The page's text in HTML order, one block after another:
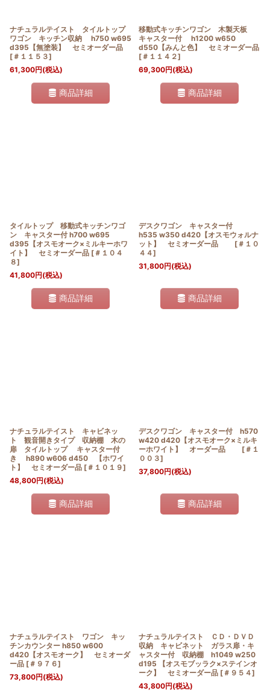
ナチュラルテイスト タイルトップ
ワゴン キッチン収納 h750 w695
d395【無塗装】 セミオーダー品
[ ＃１１５３]
61,300円(税込)
商品詳細
移動式キッチンワゴン 木製天板
キャスター付 h1200 w650
d550【みんと色】 セミオーダー品
[ ＃１１４２]
69,300円(税込)
商品詳細
タイルトップ 移動式キッチンワゴ
ン キャスター付 h700 w695
d395【オスモオーク×ミルキーホワ
イト】 セミオーダー品 [ ＃１０４
８]
41,800円(税込)
商品詳細
デスクワゴン キャスター付
h535 w350 d420【オスモウォルナ
ット】 セミオーダー品
[ ＃１０
４４]
31,800円(税込)
商品詳細
ナチュラルテイスト キャビネッ
ト 観音開きタイプ 収納棚 木の
扉 タイルトップ キャスター付
き h890 w606 d450 【ホワイ
ト】 セミオーダー品 [ ＃１０１９]
48,800円(税込)
商品詳細
デスクワゴン キャスター付 h570
w420 d420【オスモオーク×ミルキ
ーホワイト】 オーダー品
[ ＃１
００３]
37,800円(税込)
商品詳細
ナチュラルテイスト ワゴン キッ
チンカウンター h850 w600
d420【オスモオーク】 セミオーダ
ー品 [ ＃９７６]
73,800円(税込)
ナチュラルテイスト ＣＤ・ＤＶＤ
収納 キャビネット ガラス扉・キ
ャスター付 収納棚 h1049 w250
d195 【オスモブッラク×ステインオ
ーク】 セミオーダー品 [ ＃９５４]
43,800円(税込)